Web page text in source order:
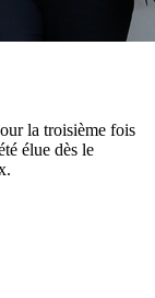
la troisième fois
élue dès le